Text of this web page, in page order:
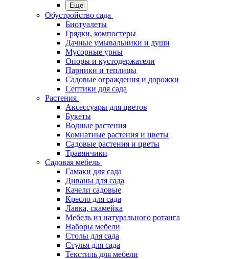
Еще
Обустройство сада
Биотуалеты
Грядки, компостеры
Дачные умывальники и души
Мусорные урны
Опоры и кустодержатели
Парники и теплицы
Садовые ограждения и дорожки
Септики для сада
Растения
Аксессуары для цветов
Букеты
Водные растения
Комнатные растения и цветы
Садовые растения и цветы
Травянчики
Садовая мебель
Гамаки для сада
Диваны для сада
Качели садовые
Кресло для сада
Лавка, скамейка
Мебель из натурального ротанга
Наборы мебели
Столы для сада
Стулья для сада
Текстиль для мебели